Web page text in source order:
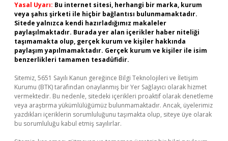
Yasal Uyarı: Bu internet sitesi, herhangi bir marka, kurum
veya şahıs şirketi ile hiçbir bağlantısı bulunmamaktadır.
Sitede yalnızca kendi hazırladığımız makaleler
paylaşılmaktadır. Burada yer alan içerikler haber niteliği
taşımamakta olup, gerçek kurum ve kişiler hakkında
paylaşım yapılmamaktadır. Gerçek kurum ve kişiler ile isim
benzerlikleri tamamen tesadüfidir.
Sitemiz, 5651 Sayılı Kanun gereğince Bilgi Teknolojileri ve İletişim
Kurumu (BTK) tarafından onaylanmış bir Yer Sağlayıcı olarak hizmet
vermektedir. Bu nedenle, sitedeki içerikleri proaktif olarak denetleme
veya araştırma yükümlülüğümüz bulunmamaktadır. Ancak, üyelerimiz
yazdıkları içeriklerin sorumluluğunu taşımakta olup, siteye üye olarak
bu sorumluluğu kabul etmiş sayılırlar.